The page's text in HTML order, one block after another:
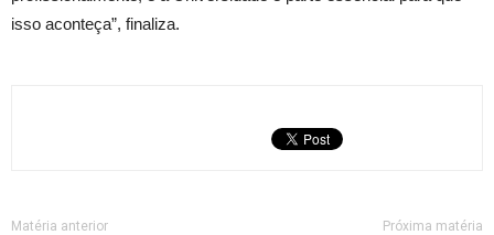
isso aconteça”, finaliza.
Matéria anterior Próxima matéria